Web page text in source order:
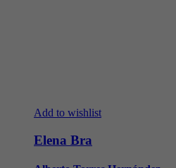
Add to wishlist
Elena Bra